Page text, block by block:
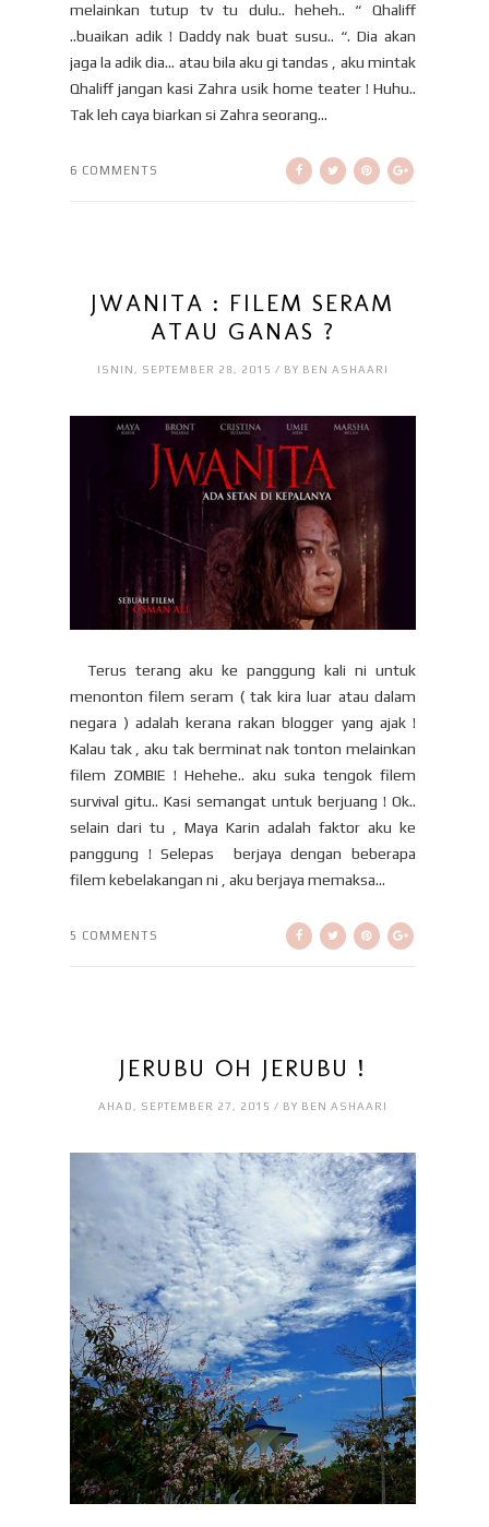
melainkan tutup tv tu dulu.. heheh.. “ Qhaliff
..buaikan adik ! Daddy nak buat susu.. “. Dia akan
jaga la adik dia… atau bila aku gi tandas , aku mintak
Qhaliff jangan kasi Zahra usik home teater ! Huhu..
Tak leh caya biarkan si Zahra seorang...
6 COMMENTS
JWANITA : FILEM SERAM
ATAU GANAS ?
ISNIN, SEPTEMBER 28, 2015 / BY BEN ASHAARI
Terus terang aku ke panggung kali ni untuk
menonton filem seram ( tak kira luar atau dalam
negara ) adalah kerana rakan blogger yang ajak !
Kalau tak , aku tak berminat nak tonton melainkan
filem ZOMBIE ! Hehehe.. aku suka tengok filem
survival gitu.. Kasi semangat untuk berjuang ! Ok..
selain dari tu , Maya Karin adalah faktor aku ke
panggung ! Selepas berjaya dengan beberapa
filem kebelakangan ni , aku berjaya memaksa...
5 COMMENTS
JERUBU OH JERUBU !
AHAD, SEPTEMBER 27, 2015 / BY BEN ASHAARI